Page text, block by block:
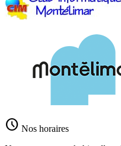
schedule Nos horaires